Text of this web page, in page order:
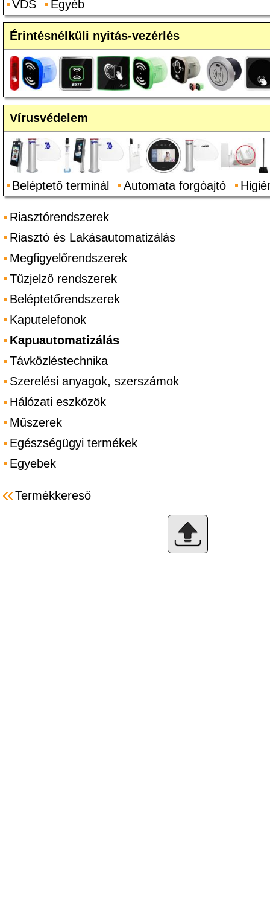
VDS Egyéb
Érintésnélküli nyitás-vezérlés
Vírusvédelem
Beléptető terminál Automata forgóajtó
Riasztórendszerek
Riasztó és Lakásautomatizálás
Megfigyelőrendszerek
Tűzjelző rendszerek
Beléptetőrendszerek
Kaputelefonok
Kapuautomatizálás
Távközléstechnika
Szerelési anyagok, szerszámok
Hálózati eszközök
Műszerek
Egészségügyi termékek
Egyebek
Termékkereső